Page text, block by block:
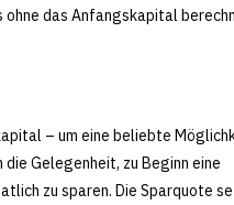
das Anfangskapital
– um eine beliebte
Gelegenheit, zu Beginn eine
zu sparen. Die Sparquote